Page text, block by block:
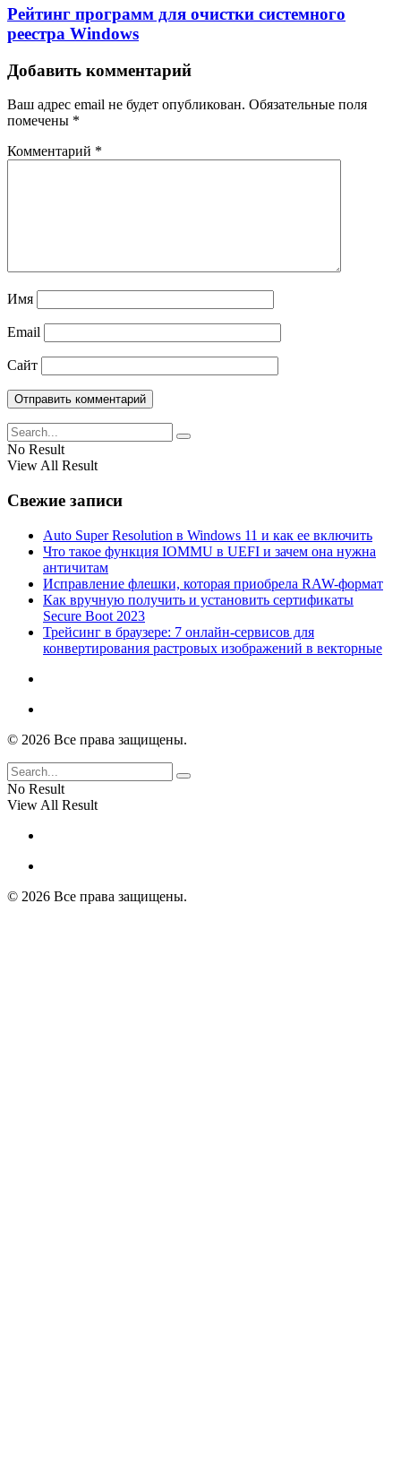
Рейтинг программ для очистки системного
реестра Windows
Добавить комментарий
Ваш адрес email не будет опубликован. Обязательные поля
помечены *
Комментарий *
Имя
Email
Сайт
No Result
View All Result
Свежие записи
Auto Super Resolution в Windows 11 и как ее включить
Что такое функция IOMMU в UEFI и зачем она нужна
античитам
Исправление флешки, которая приобрела RAW-формат
Как вручную получить и установить сертификаты
Secure Boot 2023
Трейсинг в браузере: 7 онлайн-сервисов для
конвертирования растровых изображений в векторные
© 2026 Все права защищены.
No Result
View All Result
© 2026 Все права защищены.